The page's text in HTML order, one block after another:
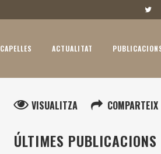
CAPELLES ACTUALITAT
VISUALITZA COMPARTEIX
ÚLTIMES PUBLICACIONS